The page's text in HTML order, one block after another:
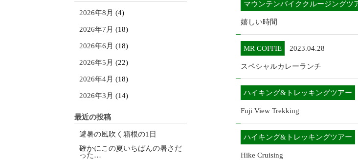
2026年8月 (4)
2026年7月 (18)
2026年6月 (18)
2026年5月 (22)
2026年4月 (18)
2026年3月 (14)
最近の投稿
避暑の風吹く箱根の1日
確かにこの夏いちばんの暑さだ
った…
マウンテンバイククルージングツ
嬉しい時間
MR COFFIE 2023.04.28
スペシャルカレーランチ
ハイキング&トレッキングツアー
Fuji View Trekking
ハイキング&トレッキングツアー
Hike Cruising